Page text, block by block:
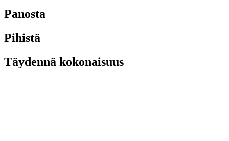
Panosta
Pihistä
Täydennä kokonaisuus